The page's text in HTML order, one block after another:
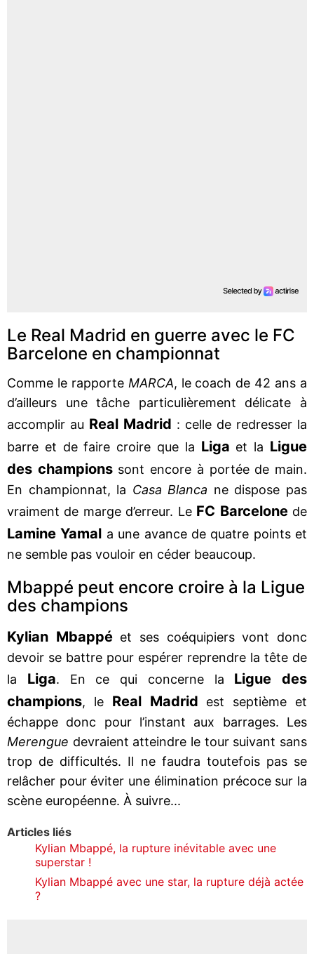
Le Real Madrid en guerre avec le FC
Barcelone en championnat
Comme le rapporte MARCA, le coach de 42 ans a
d’ailleurs une tâche particulièrement délicate à
accomplir au Real Madrid : celle de redresser la
barre et de faire croire que la Liga et la Ligue
des championssont encore à portée de main.
En championnat, la Casa Blanca ne dispose pas
vraiment de marge d’erreur. LeFC Barcelonede
Lamine Yamal a une avance de quatre points et
ne semble pas vouloir en céder beaucoup.
Mbappé peut encore croire à la Ligue
des champions
Kylian Mbappé et ses coéquipiers vont donc
devoir se battre pour espérer reprendre la tête de
la Liga. En ce qui concerne la Ligue des
champions, le Real Madrid est septième et
échappe donc pour l’instant aux barrages. Les
Merengue devraient atteindre le tour suivant sans
trop de difficultés. Il ne faudra toutefois pas se
relâcher pour éviter une élimination précoce sur la
scène européenne. À suivre...
Articles liés
Kylian Mbappé, la rupture inévitable avec une
superstar !
Kylian Mbappé avec une star, la rupture déjà actée
?